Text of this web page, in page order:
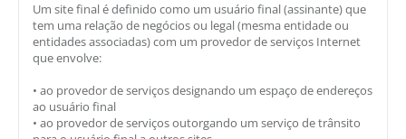
Um site final é definido como um usuário final (assinante) que
tem uma relação de negócios ou legal (mesma entidade ou
entidades associadas) com um provedor de serviços Internet
que envolve:
• ao provedor de serviços designando um espaço de endereços
ao usuário final
• ao provedor de serviços outorgando um serviço de trânsito